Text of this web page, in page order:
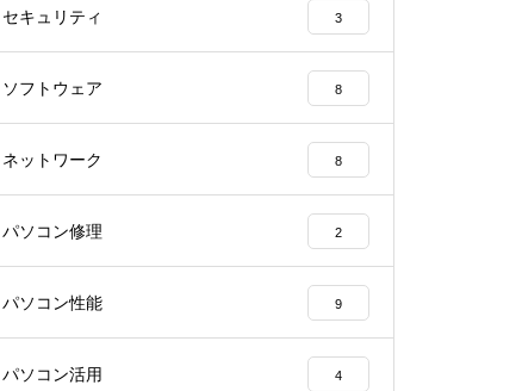
セキュリティ 3
ソフトウェア 8
ネットワーク 8
パソコン修理 2
パソコン性能 9
パソコン活用 4